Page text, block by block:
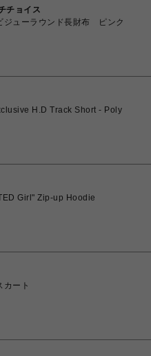
チョイス
ジューラウンド長財布 ピンク
H.D Track Short - Poly
Girl" Zip-up Hoodie
カート